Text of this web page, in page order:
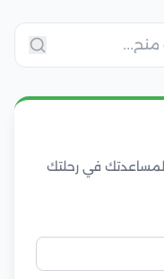
لمساعدتك في رحلتك